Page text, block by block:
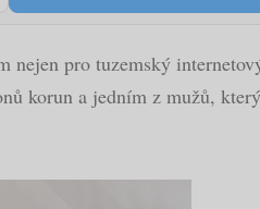
pro tuzemský
korun a jedním z mužů,